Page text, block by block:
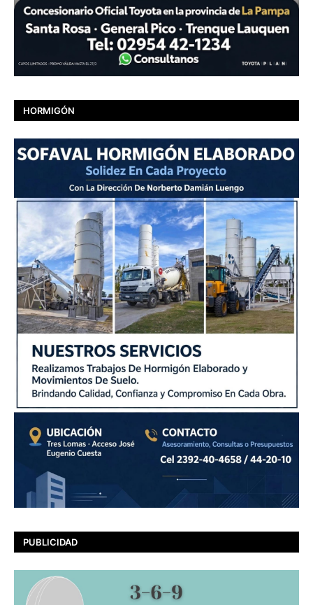
HORMIGÓN
PUBLICIDAD